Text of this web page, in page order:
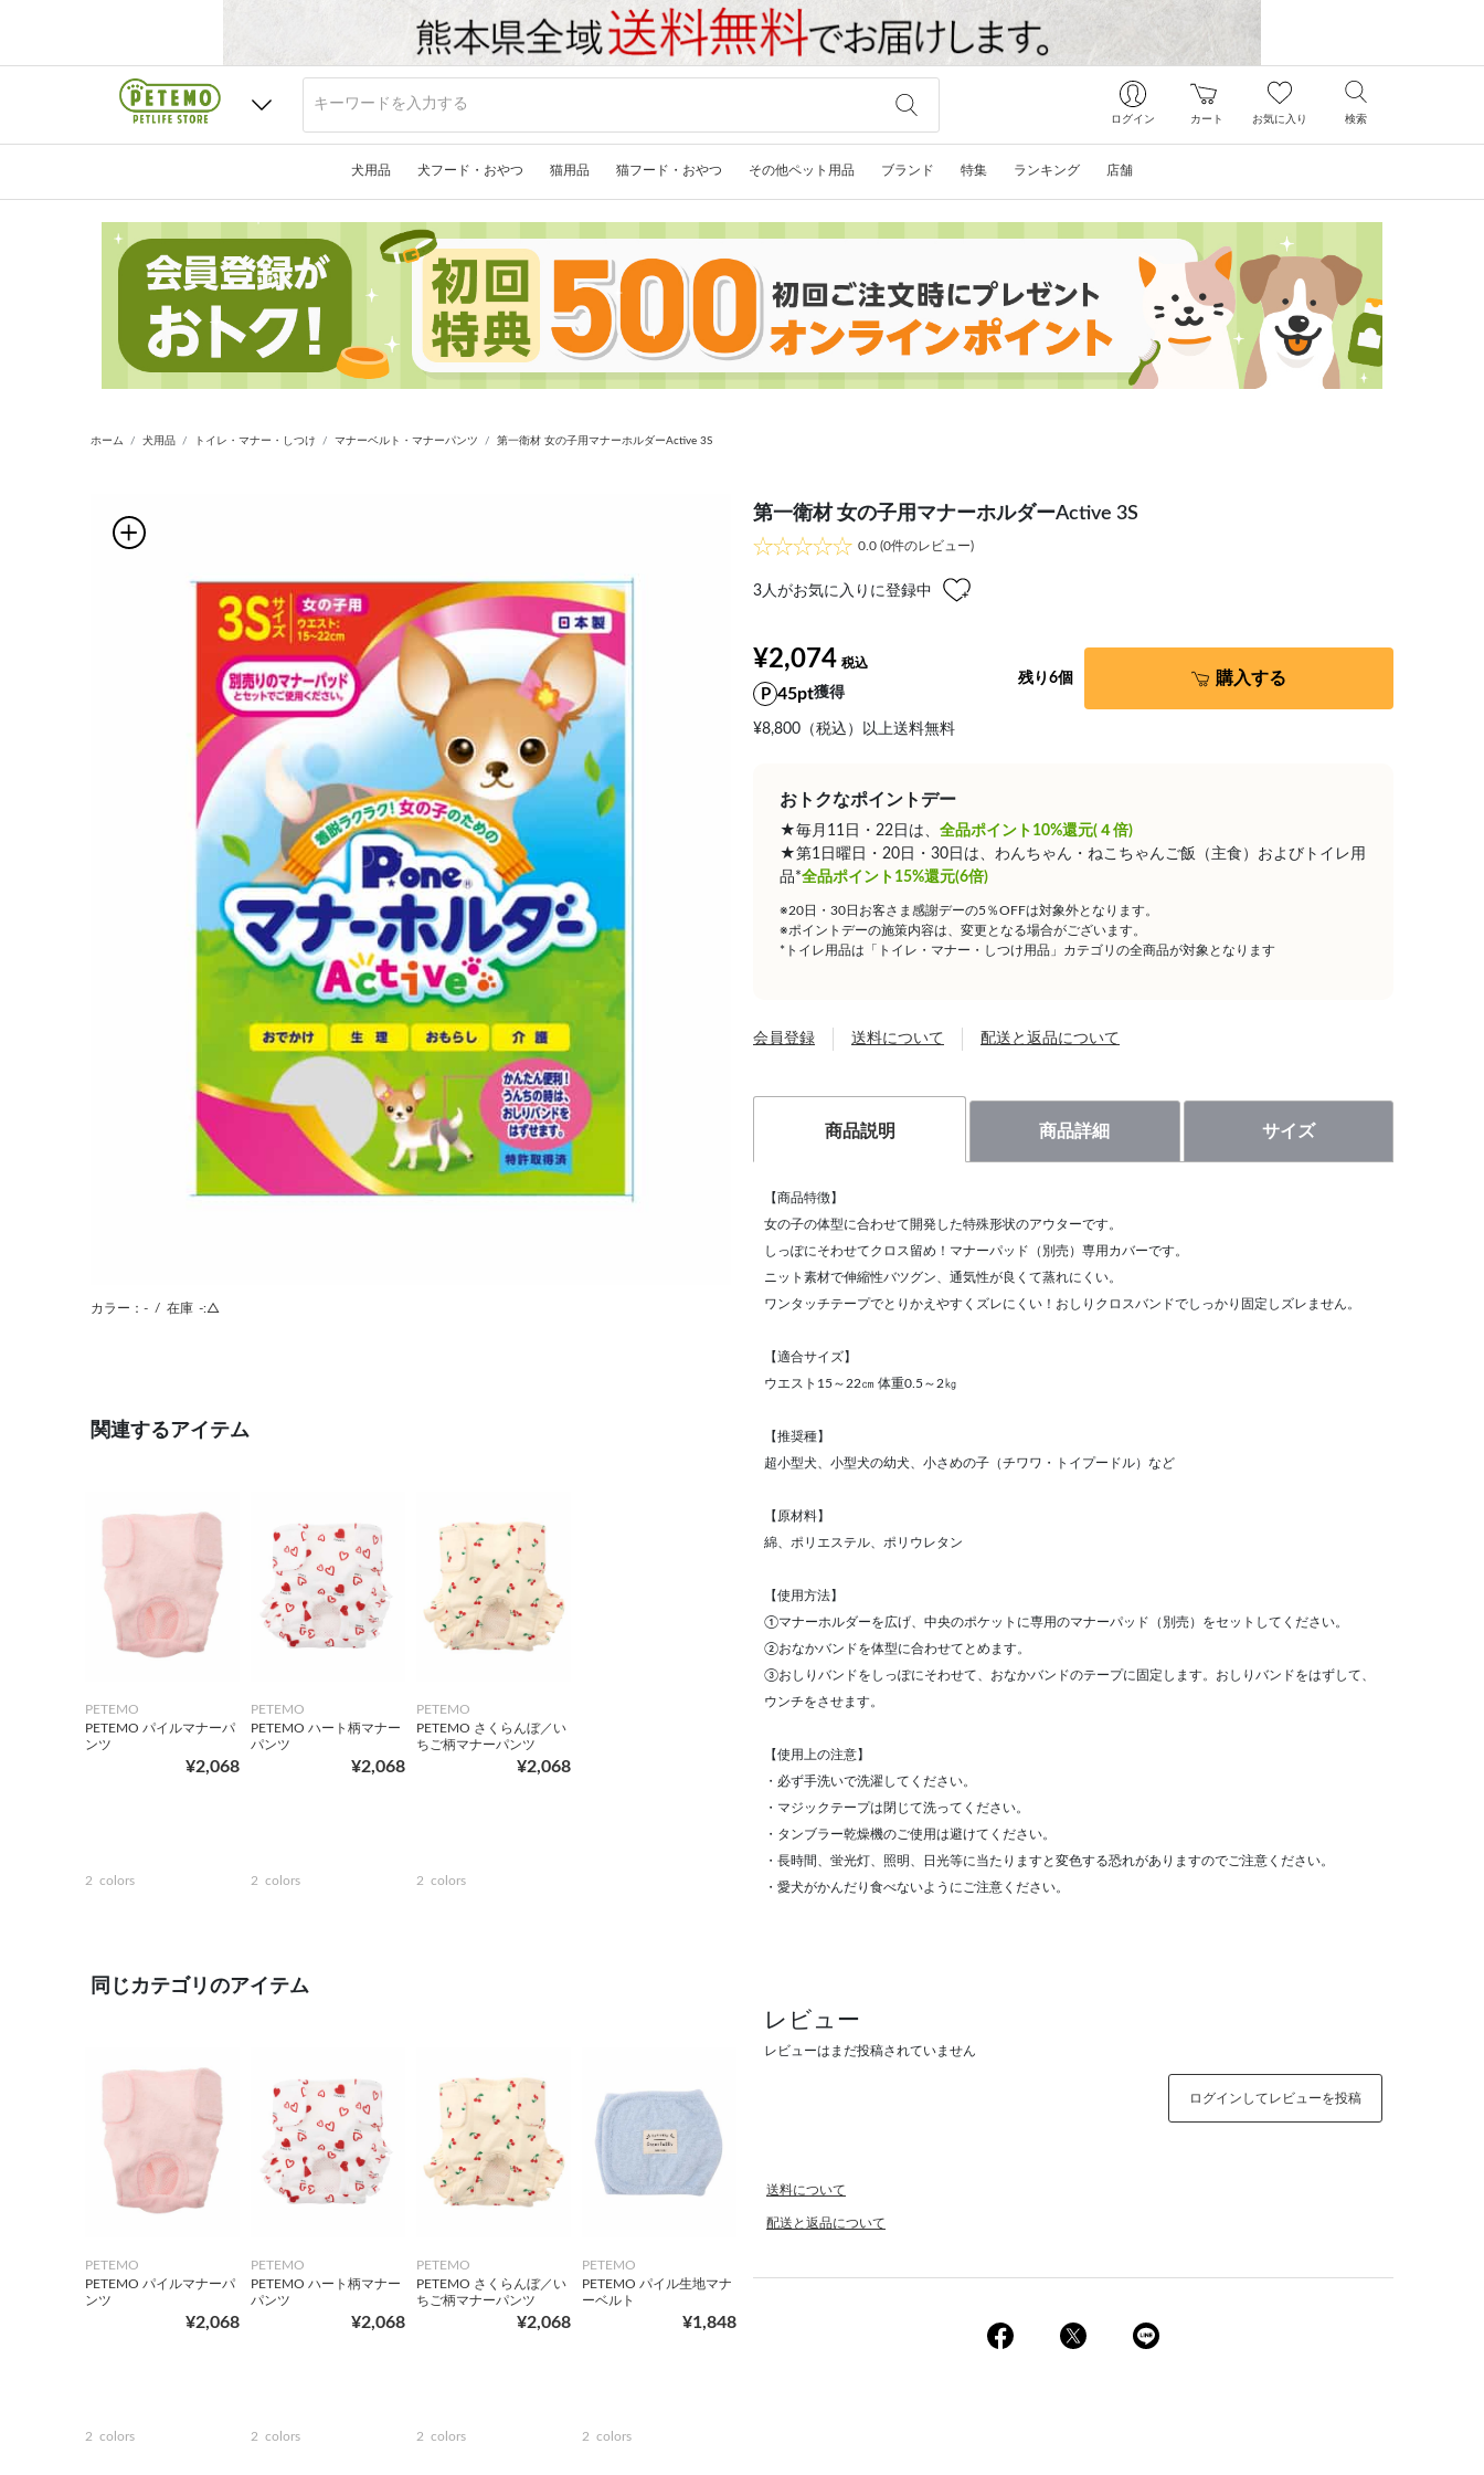
ログイン カート お気に入り 検索
犬用品 犬フード・おやつ 猫用品 猫フード・おやつ その他ペット用品 ブランド 特集 ランキング 店舗
ホーム 犬用品 トイレ・マナー・しつけ マナーベルト・マナーパンツ 第一衛材 女の子用マナーホルダーActive 3S
カラー：- / 在庫 -:△
関連するアイテム
PETEMO
PETEMO パイルマナーパ
ンツ
¥2,068
2 colors
PETEMO
PETEMO ハート柄マナー
パンツ
¥2,068
2 colors
PETEMO
PETEMO さくらんぼ／い
ちご柄マナーパンツ
¥2,068
2 colors
同じカテゴリのアイテム
PETEMO
PETEMO パイルマナーパ
ンツ
¥2,068
2 colors
PETEMO
PETEMO ハート柄マナー
パンツ
¥2,068
2 colors
PETEMO
PETEMO さくらんぼ／い
ちご柄マナーパンツ
¥2,068
2 colors
PETEMO
PETEMO パイル生地マナ
ーベルト
¥1,848
2 colors
第一衛材 女の子用マナーホルダーActive 3S
0.0 (0件のレビュー)
3人がお気に入りに登録中
¥2,074
45pt獲得
¥8,800（税込）以上送料無料
残り6個 購入する
おトクなポイントデー
★毎月11日・22日は、 全品ポイント10%還元(４倍)
★第1日曜日・20日・30日は、わんちゃん・ねこちゃんご飯（主食）およびトイレ用
品*全品ポイント15%還元(6倍)
※20日・30日お客さま感謝デーの5％OFFは対象外となります。
※ポイントデーの施策内容は、変更となる場合がございます。
*トイレ用品は「トイレ・マナー・しつけ用品」カテゴリの全商品が対象となります
会員登録 送料について 配送と返品について
商品説明 商品詳細 サイズ
【商品特徴】
女の子の体型に合わせて開発した特殊形状のアウターです。
しっぽにそわせてクロス留め！マナーパッド（別売）専用カバーです。
ニット素材で伸縮性バツグン、通気性が良くて蒸れにくい。
ワンタッチテープでとりかえやすくズレにくい！おしりクロスバンドでしっかり固定しズレません。
【適合サイズ】
ウエスト15～22㎝ 体重0.5～2㎏
【推奨種】
超小型犬、小型犬の幼犬、小さめの子（チワワ・トイプードル）など
【原材料】
綿、ポリエステル、ポリウレタン
【使用方法】
①マナーホルダーを広げ、中央のポケットに専用のマナーパッド（別売）をセットしてください。
②おなかバンドを体型に合わせてとめます。
③おしりバンドをしっぽにそわせて、おなかバンドのテープに固定します。おしりバンドをはずして、
ウンチをさせます。
【使用上の注意】
・必ず手洗いで洗濯してください。
・マジックテープは閉じて洗ってください。
・タンブラー乾燥機のご使用は避けてください。
・長時間、蛍光灯、照明、日光等に当たりますと変色する恐れがありますのでご注意ください。
・愛犬がかんだり食べないようにご注意ください。
レビュー
レビューはまだ投稿されていません
ログインしてレビューを投稿
送料について
配送と返品について